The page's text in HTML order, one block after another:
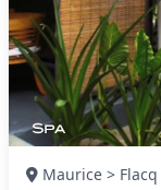
Maurice > Flacq